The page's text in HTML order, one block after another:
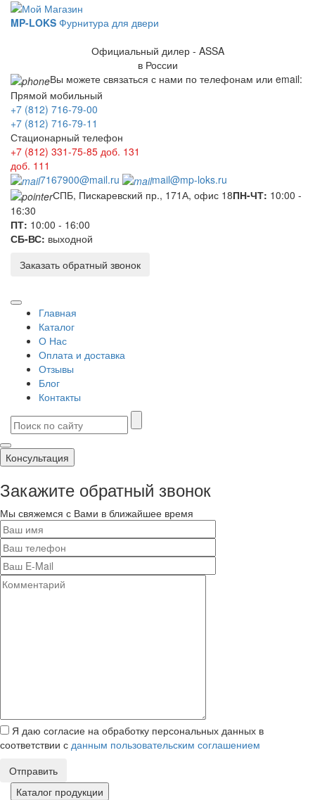
MP-LOKS Фурнитура для двери
Официальный дилер - ASSA
в России
Вы можете связаться с нами по телефонам или email:
Прямой мобильный
+7 (812) 716-79-00
+7 (812) 716-79-11
Стационарный телефон
+7 (812) 331-75-85 доб. 131
доб. 111
7167900@mail.ru
mail@mp-loks.ru
СПБ, Пискаревский пр., 171А, офис 18ПН-ЧТ: 10:00 -
16:30
ПТ: 10:00 - 16:00
СБ-ВС: выходной
Заказать обратный звонок
Главная
Каталог
О Нас
Оплата и доставка
Отзывы
Блог
Контакты
Консультация
Закажите обратный звонок
Мы свяжемся с Вами в ближайшее время
Я даю согласие на обработку персональных данных в
соответствии с данным пользовательским соглашением
Отправить
Каталог продукции